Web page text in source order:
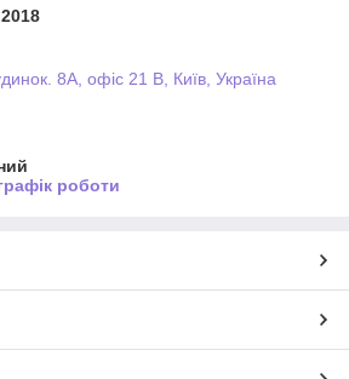
8А, офіс 21 В, Київ, Україна
роботи